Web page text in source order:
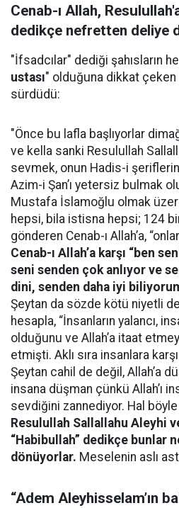
Cenab-ı Allah,
dedikçe nefretten deliye
"İfsadcılar" dediği şahısların
ustası" olduğuna dikkat çeken
sürdüdü:
"Önce bu lafla başlıyorlar
ve kella sanki Resulullah
sevmek, onun Hadis-i
Azim-i Şan’ı yetersiz bulmak
Mustafa İslamoğlu olmak
hepsi, bila istisna hepsi; 124
gönderen Cenab-ı Allah’a,
Cenab-ı Allah’a karşı “ben
seni senden çok anlıyor ve
dini, senden daha iyi
Şeytan da sözde kötü niyetli
hesapla, “İnsanların yalancı,
olduğunu ve Allah’a itaat
etmişti. Aklı sıra insanlara
Şeytan cahil de değil, Allah’a
insana düşman çünkü Allah’ı
sevdiğini zannediyor. Hal
Resulullah Sallallahu Aleyhi
“Habibullah” dedikçe bunlar
dönüyorlar. Meselenin aslı
“Adem Aleyhisselam’ın